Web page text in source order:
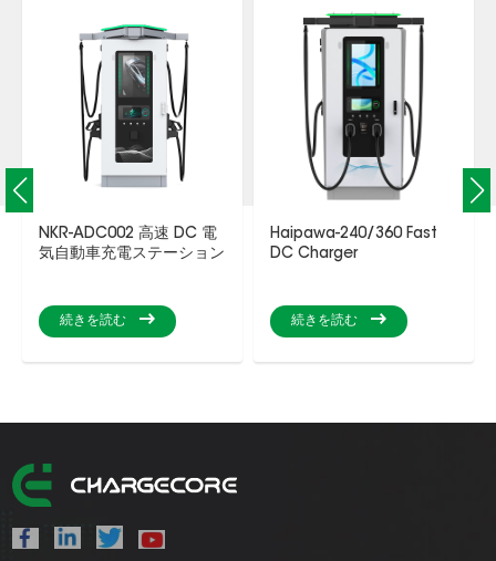
NKR-ADC002 高速 DC 電
気自動車充電ステーション
続きを読む
Haipawa-240/360 Fast
DC Charger
続きを読む